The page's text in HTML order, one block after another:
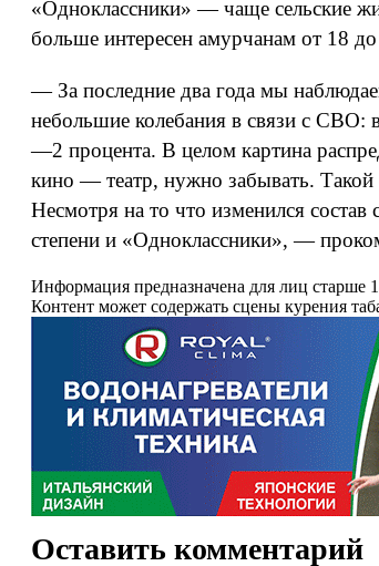
«Одноклассники» — чаще сельские
больше интересен амурчанам от 18
— За последние два года мы
небольшие колебания в связи с СВО:
—2 процента. В целом картина
кино — театр, нужно забывать. Такой
Несмотря на то что изменился
степени и «Одноклассники», —
Информация предназначена для лиц старше
Контент может содержать сцены курения
Оставить комментарий